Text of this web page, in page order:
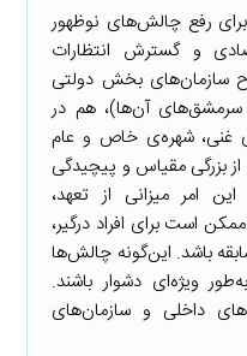
رفع چالش‌های نوظهور
و گسترش انتظارات
سازمان‌های بخش دولتی
سرمشق‌های آن‌ها)، هم در
غنی، شهره‌ی خاص و عام
بزرگی مقیاس و پیچیدگی
امر میزانی از تعهد،
است برای افراد درگیر،
باشد. این‌گونه چالش‌ها
ویژه‌ای دشوار باشند.
داخلی و سازمان‌های